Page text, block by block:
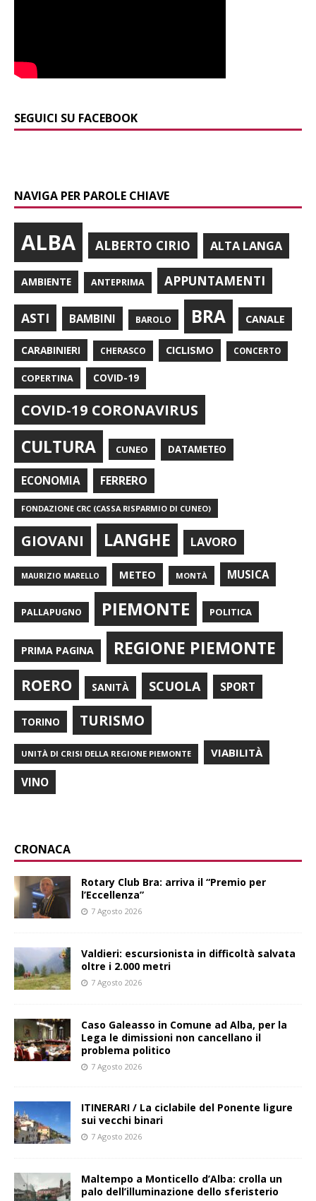
SEGUICI SU FACEBOOK
NAVIGA PER PAROLE CHIAVE
ALBA ALBERTO CIRIO ALTA LANGA
AMBIENTE ANTEPRIMA APPUNTAMENTI
ASTI BAMBINI BAROLO BRA CANALE
CARABINIERI CHERASCO CICLISMO CONCERTO
COPERTINA COVID-19
COVID-19 CORONAVIRUS
CULTURA CUNEO DATAMETEO
ECONOMIA FERRERO
FONDAZIONE CRC (CASSA RISPARMIO DI CUNEO)
GIOVANI LANGHE LAVORO
MAURIZIO MARELLO METEO MONTÀ MUSICA
PALLAPUGNO PIEMONTE POLITICA
PRIMA PAGINA REGIONE PIEMONTE
ROERO SANITÀ SCUOLA SPORT
TORINO TURISMO
UNITÀ DI CRISI DELLA REGIONE PIEMONTE VIABILITÀ
VINO
CRONACA
Rotary Club Bra: arriva il “Premio per
l’Eccellenza”
7 Agosto 2026
Valdieri: escursionista in difficoltà salvata
oltre i 2.000 metri
7 Agosto 2026
Caso Galeasso in Comune ad Alba, per la
Lega le dimissioni non cancellano il
problema politico
7 Agosto 2026
ITINERARI / La ciclabile del Ponente ligure
sui vecchi binari
7 Agosto 2026
Maltempo a Monticello d’Alba: crolla un
palo dell’illuminazione dello sferisterio